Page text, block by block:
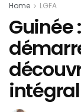
Home LGFA
Guinée